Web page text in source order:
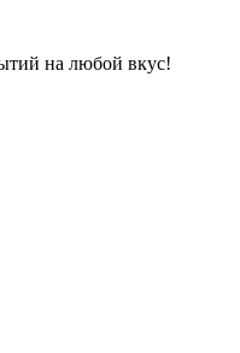
на любой вкус!